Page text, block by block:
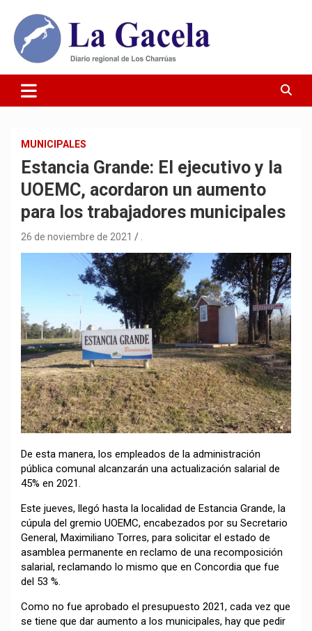
contenido
Diario La Gacela
MUNICIPALES
Estancia Grande: El ejecutivo y la
UOEMC, acordaron un aumento
para los trabajadores municipales
26 de noviembre de 2021
De esta manera, los empleados de la administración
pública comunal alcanzarán una actualización salarial de
45% en 2021.
Este jueves, llegó hasta la localidad de Estancia Grande, la
cúpula del gremio UOEMC, encabezados por su Secretario
General, Maximiliano Torres, para solicitar el estado de
asamblea permanente en reclamo de una recomposición
salarial, reclamando lo mismo que en Concordia que fue
del 53 %.
Como no fue aprobado el presupuesto 2021, cada vez que
se tiene que dar aumento a los municipales, hay que pedir